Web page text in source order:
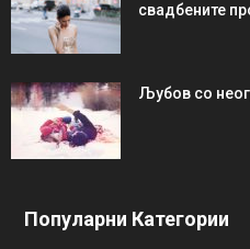
свадбените
Љубов со
Популарни Категории